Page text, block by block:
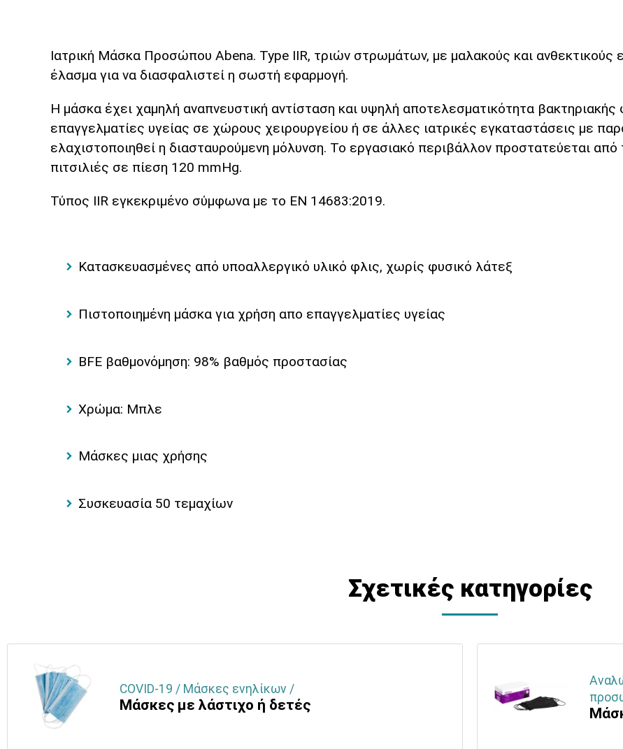
Ιατρική Μάσκα Προσώπου Abena. Type IIR, τριών στρωμάτων, με μαλακούς και ανθεκτικούς
έλασμα για να διασφαλιστεί η σωστή εφαρμογή.
Η μάσκα έχει χαμηλή αναπνευστική αντίσταση και υψηλή αποτελεσματικότητα
επαγγελματίες υγείας σε χώρους χειρουργείου ή σε άλλες ιατρικές εγκαταστάσεις με
ελαχιστοποιηθεί η διασταυρούμενη μόλυνση. Το εργασιακό περιβάλλον προστατεύεται
πιτσιλιές σε πίεση 120 mmHg.
Τύπος IIR εγκεκριμένο σύμφωνα με το EN 14683:2019.
Κατασκευασμένες από υποαλλεργικό υλικό φλις, χωρίς φυσικό λάτεξ
Πιστοποιημένη μάσκα για χρήση απο επαγγελματίες υγείας
BFE βαθμονόμηση: 98% βαθμός προστασίας
Χρώμα: Μπλε
Μάσκες μιας χρήσης
Συσκευασία 50 τεμαχίων
Σχετικές κατηγορίες
COVID-19 / Μάσκες ενηλίκων /
Μάσκες με λάστιχο ή δετές